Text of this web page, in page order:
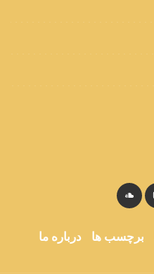
برچسب ها درباره ما